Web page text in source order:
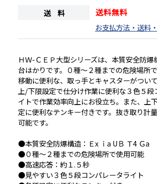
送 料 送料無料
お支払方法・送料
ＨＷ-ＣＥＰ大型シリーズは、本質安全防爆
台はかりです。０種～２種までの危険場所で
移動に便利な、取っ手とキャスターがついて
上/下限設定で仕分け作業に便利な３色５段
イトで作業効率向上にお役立ち。また、上
定に便利なテンキー付きです。抜き取り計
可能です。
●本質安全防爆構造：Ｅx ｉa UＢ Ｔ4 Ｇa
●０種～２種までの危険場所で使用可能
●高速応答：約１.５秒
●見やすい３色５段コンパレータライト